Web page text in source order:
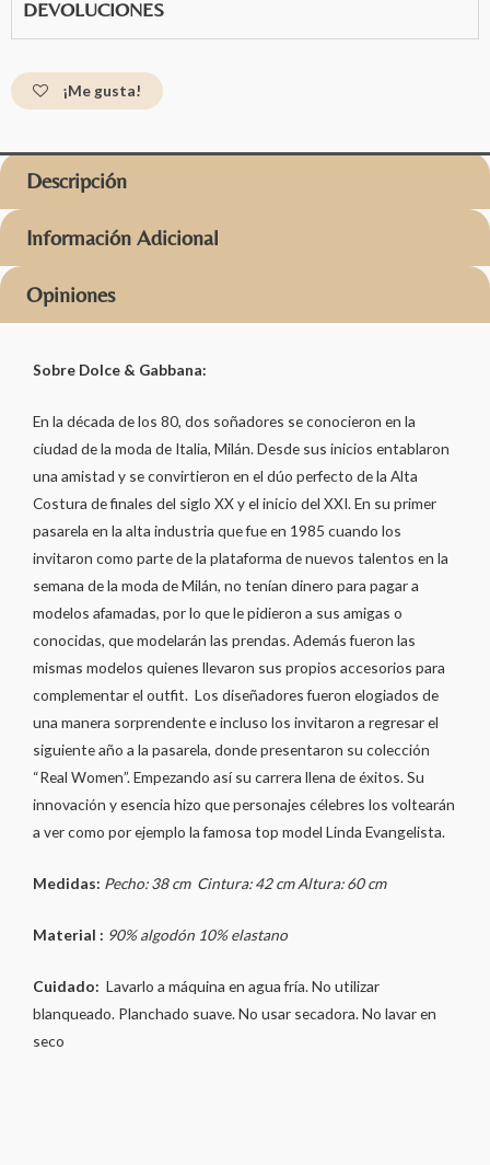
DEVOLUCIONES
¡Me gusta!
Descripción
Información Adicional
Opiniones
Sobre Dolce & Gabbana:
En la década de los 80, dos soñadores se conocieron en la
ciudad de la moda de Italia, Milán. Desde sus inicios entablaron
una amistad y se convirtieron en el dúo perfecto de la Alta
Costura de finales del siglo XX y el inicio del XXI. En su primer
pasarela en la alta industria que fue en 1985 cuando los
invitaron como parte de la plataforma de nuevos talentos en la
semana de la moda de Milán, no tenían dinero para pagar a
modelos afamadas, por lo que le pidieron a sus amigas o
conocidas, que modelarán las prendas. Además fueron las
mismas modelos quienes llevaron sus propios accesorios para
complementar el outfit. Los diseñadores fueron elogiados de
una manera sorprendente e incluso los invitaron a regresar el
siguiente año a la pasarela, donde presentaron su colección
“Real Women”. Empezando así su carrera llena de éxitos. Su
innovación y esencia hizo que personajes célebres los voltearán
a ver como por ejemplo la famosa top model Linda Evangelista.
Medidas: Pecho: 38 cm Cintura: 42 cm Altura: 60 cm
Material : 90% algodón 10% elastano
Cuidado: Lavarlo a máquina en agua fría. No utilizar
blanqueado. Planchado suave. No usar secadora. No lavar en
seco